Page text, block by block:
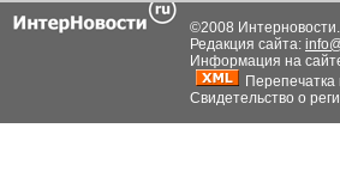
©2008
Редакция сайта:
Информация на
Перепечатка
Свидетельство о